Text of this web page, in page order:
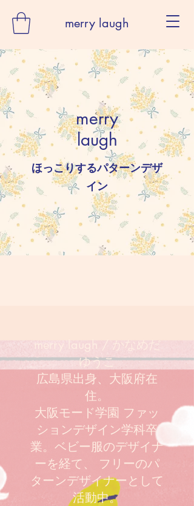
merry laugh
merry
laugh
ほっこりするパターンデザ
イン
merry laugh / かなめだ
ゆうこ
広島県出身、大阪府在
住。
大阪モード学園 ファッ
ションデザイン学科卒
業。ベビー服のデザイナ
ーを経て、 フリーのパ
ターンデザイナーとして
活動中。